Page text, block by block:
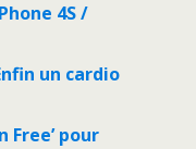
4S /
un cardio
Free’ pour